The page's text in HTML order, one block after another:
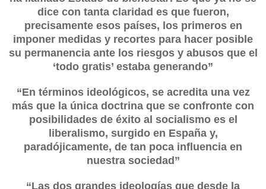
dice con tanta claridad es que fueron,
precisamente esos países, los primeros en
imponer medidas y recortes para hacer posible
su permanencia ante los riesgos y abusos que el
‘todo gratis’ estaba generando”
“En términos ideológicos, se acredita una vez
más que la única doctrina que se confronte con
posibilidades de éxito al socialismo es el
liberalismo, surgido en España y,
paradójicamente, de tan poca influencia en
nuestra sociedad”
“Las dos grandes ideologías que desde la